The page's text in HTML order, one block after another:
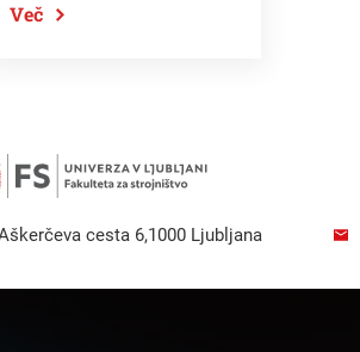
Več
cesta 6,1000 Ljubljana